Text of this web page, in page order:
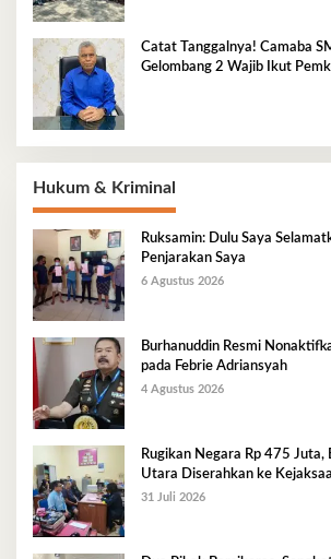
Catat Tanggalnya! Camaba
Gelombang 2 Wajib Ikut
Hukum & Kriminal
Ruksamin: Dulu Saya
Penjarakan Saya
6 Agustus 2026
Burhanuddin Resmi
pada Febrie Adriansyah
4 Agustus 2026
Rugikan Negara Rp 475 Juta,
Utara Diserahkan ke
31 Juli 2026